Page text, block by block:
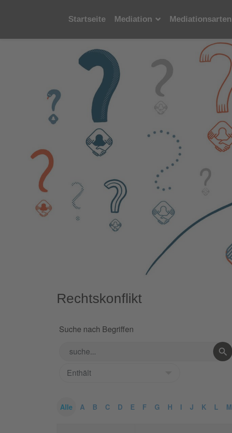
Startseite Mediation Mediationsarten
Rechtskonflikt
Suche nach Begriffen
Alle A B C D E F G H I J K L M